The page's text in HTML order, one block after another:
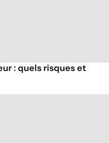
: quels risques et